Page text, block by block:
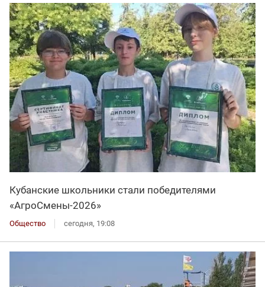
Кубанские школьники стали победителями
«АгроСмены-2026»
Общество сегодня, 19:08